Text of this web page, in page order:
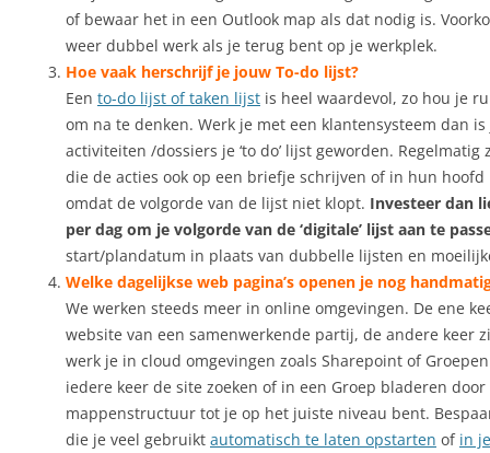
of bewaar het in een Outlook map als dat nodig is.
weer dubbel werk als je terug bent op je werkplek.
Hoe vaak herschrijf je jouw To-do lijst?
Een to-do lijst of taken lijst is heel waardevol, zo hou je
om na te denken. Werk je met een klantensysteem dan
activiteiten /dossiers je ‘to do’ lijst geworden. Regelmatig
die de acties ook op een briefje schrijven of in hun hoofd
omdat de volgorde van de lijst niet klopt. Investeer dan
per dag om je volgorde van de ‘digitale’ lijst aan te
start/plandatum in plaats van dubbelle lijsten en
Welke dagelijkse web pagina’s openen je nog
We werken steeds meer in online omgevingen. De ene
website van een samenwerkende partij, de andere keer
werk je in cloud omgevingen zoals Sharepoint of
iedere keer de site zoeken of in een Groep bladeren door
mappenstructuur tot je op het juiste niveau bent.
die je veel gebruikt automatisch te laten opstarten of in